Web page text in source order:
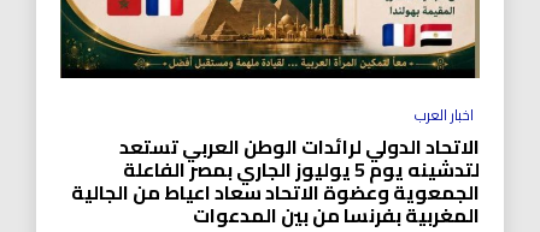
اخبار العرب
الاتحاد الدولي لرائدات الوطن العربي تستعد
لتدشينه يوم 5 يوليوز الجاري بمصر الفاعلة
الجمعوية وعضوة الاتحاد سعاد اعياط من الجالية
المغربية بفرنسا من بين المدعوات